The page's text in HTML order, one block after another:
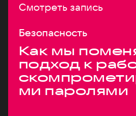
Смотреть запись
Безопасность
Как мы
подход к
ми паролями